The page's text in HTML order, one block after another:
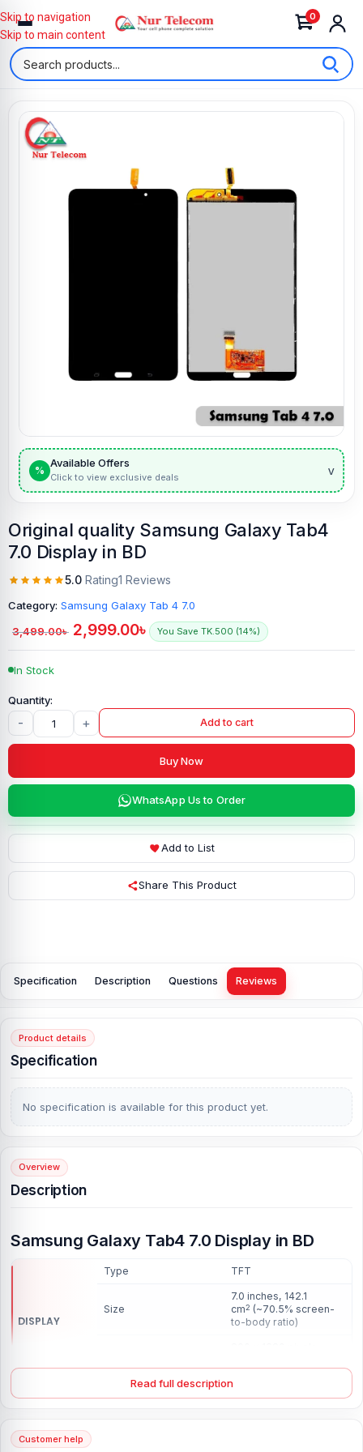
0
Skip to navigation
Skip to main content
%
Available Offers
Click to view exclusive deals v
Original quality Samsung Galaxy Tab4
7.0 Display in BD
5.0 Rating1 Reviews
Category: Samsung Galaxy Tab 4 7.0
3,499.00৳ 2,999.00৳ You Save TK.500 (14%)
In Stock
- + Add to cart
Buy Now
WhatsApp Us to Order
Add to List
Share This Product
Specification Description Questions Reviews
Product details
Specification
No specification is available for this product yet.
Overview
Description
Samsung Galaxy Tab4 7.0 Display in BD
DISPLAY
Type TFT
Size
7.0 inches, 142.1
cm2 (~70.5% screen-
to-body ratio)
density)
available in Nur Telecom
Read full description
Customer help